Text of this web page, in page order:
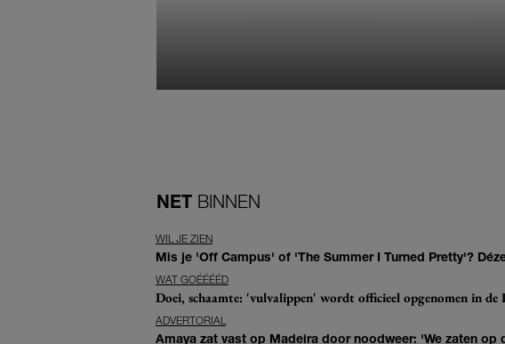
NET BINNEN
WIL JE ZIEN
Mis je 'Off Campus' of 'The Summer I Turned Pretty'?
WAT GOÉÉÉÉD
Doei, schaamte: 'vulvalippen' wordt officieel opgenomen in de
ADVERTORIAL
Amaya zat vast op Madeira door noodweer: 'We zaten